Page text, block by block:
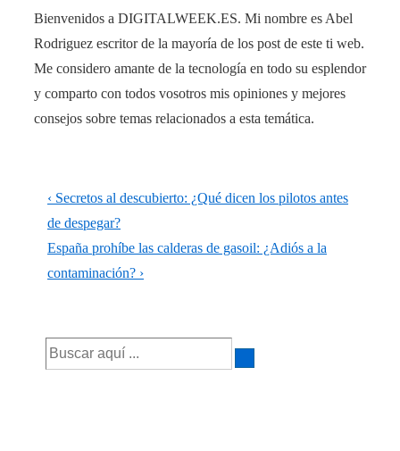
Bienvenidos a DIGITALWEEK.ES. Mi nombre es Abel
Rodriguez escritor de la mayoría de los post de este ti web.
Me considero amante de la tecnología en todo su esplendor
y comparto con todos vosotros mis opiniones y mejores
consejos sobre temas relacionados a esta temática.
Navegación
de
entradas
La
entrada
anterior
es
‹ Secretos al descubierto: ¿Qué dicen los pilotos antes
de despegar?
La
entrada
España prohíbe las calderas de gasoil: ¿Adiós a la
contaminación? ›
Buscar
por: